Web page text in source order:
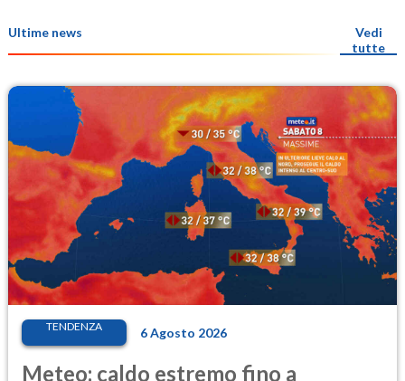
Ultime news
Vedi
tutte
TENDENZA 6 Agosto 2026
Meteo: caldo estremo fino a